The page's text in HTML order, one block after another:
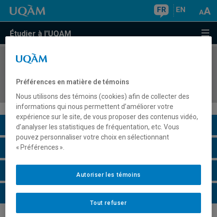
FR EN
Étudier à l'UQAM
COURS//
danse au préscolaire et au primaire
Description du cours
Horaire - Été 2026
Horaire - Automne 2026
Horaire - Hiver 2027
Préférences en matière de témoins
Nous utilisons des témoins (cookies) afin de collecter des
informations qui nous permettent d’améliorer votre
expérience sur le site, de vous proposer des contenus vidéo,
d’analyser les statistiques de fréquentation, etc. Vous
pouvez personnaliser votre choix en sélectionnant
« Préférences ».
Tout refuser
Autoriser les témoins